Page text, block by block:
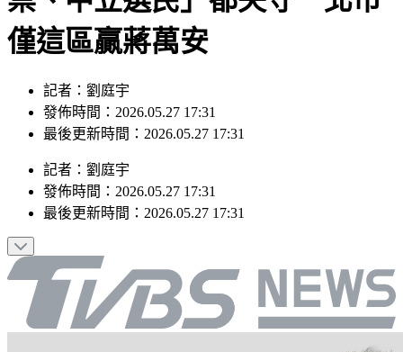
僅這區贏蔣萬安
發佈時間：2026.05.27 17:31
最後更新時間：2026.05.27 17:31
發佈時間：2026.05.27 17:31
最後更新時間：2026.05.27 17:31